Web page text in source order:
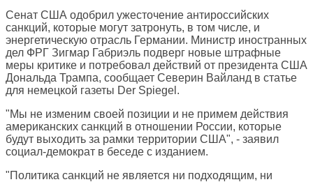
Сенат США одобрил ужесточение антироссийских
санкций, которые могут затронуть, в том числе, и
энергетическую отрасль Германии. Министр иностранных
дел ФРГ Зигмар Габриэль подверг новые штрафные
меры критике и потребовал действий от президента США
Дональда Трампа, сообщает Северин Вайланд в статье
для немецкой газеты Der Spiegel .
"Мы не изменим своей позиции и не примем действия
американских санкций в отношении России, которые
будут выходить за рамки территории США", - заявил
социал-демократ в беседе с изданием.
"Политика санкций не является ни подходящим, ни